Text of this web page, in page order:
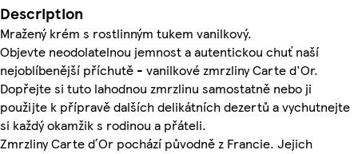
Description
Mražený krém s rostlinným tukem vanilkový.
Objevte neodolatelnou jemnost a autentickou chuť naší
nejoblíbenější příchutě - vanilkové zmrzliny Carte d'Or.
Dopřejte si tuto lahodnou zmrzlinu samostatně nebo ji
použijte k přípravě dalších delikátních dezertů a vychutnejte
si každý okamžik s rodinou a přáteli.
Zmrzliny Carte d´Or pochází původně z Francie. Jejich